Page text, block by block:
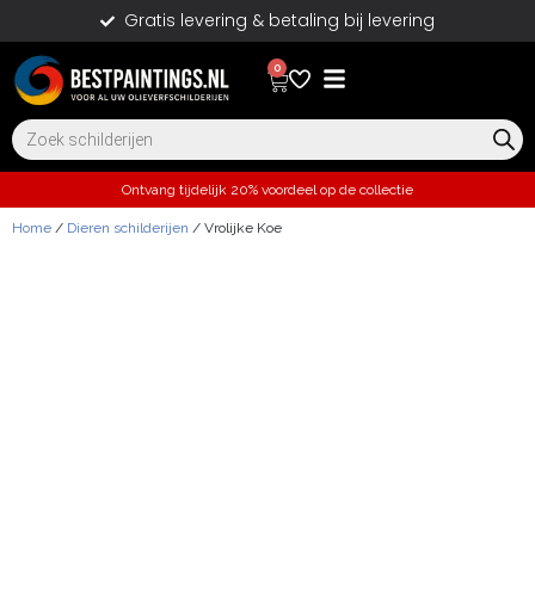
Gratis levering & betaling bij levering
0
Ontvang tijdelijk 20% voordeel op de collectie
Home / Dieren schilderijen / Vrolijke Koe